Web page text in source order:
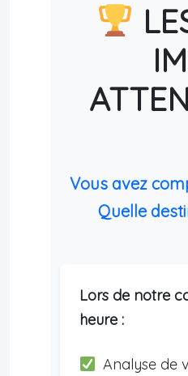
Vous avez
Quelle
Lors de notre
heure :
Analyse de